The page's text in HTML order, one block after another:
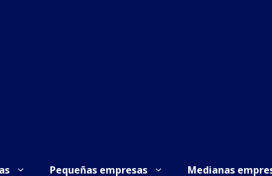
Pequeñas empresas Medianas